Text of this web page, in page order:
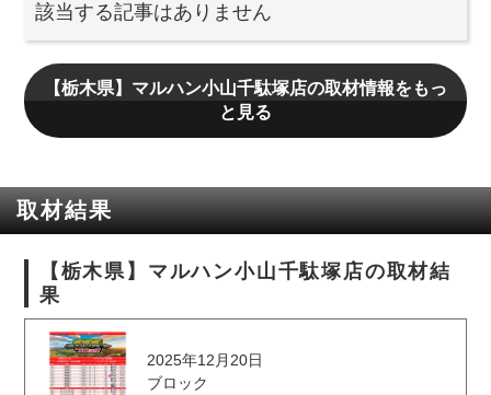
該当する記事はありません
【栃木県】マルハン小山千駄塚店の取材情報をもっ
と見る
取材結果
【栃木県】マルハン小山千駄塚店の取材結
果
2025年12月20日
ブロック